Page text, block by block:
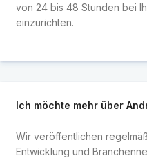
von 24 bis 48 Stunden bei
einzurichten.
Ich möchte mehr über
Wir veröffentlichen
Entwicklung und